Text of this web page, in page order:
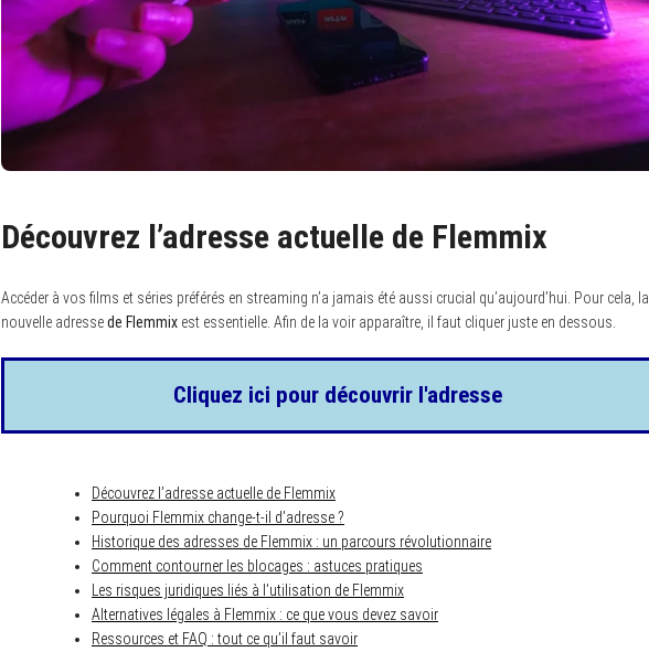
Découvrez l’adresse actuelle de Flemmix
Accéder à vos films et séries préférés en streaming n’a jamais été aussi crucial qu’aujourd’hui. Pour cela, la
nouvelle adressede Flemmix est essentielle. Afin de la voir apparaître, il faut cliquer juste en dessous.
Cliquez ici pour découvrir l'adresse
Découvrez l’adresse actuelle de Flemmix
Pourquoi Flemmix change-t-il d’adresse ?
Historique des adresses de Flemmix : un parcours révolutionnaire
Comment contourner les blocages : astuces pratiques
Les risques juridiques liés à l’utilisation de Flemmix
Alternatives légales à Flemmix : ce que vous devez savoir
Ressources et FAQ : tout ce qu’il faut savoir